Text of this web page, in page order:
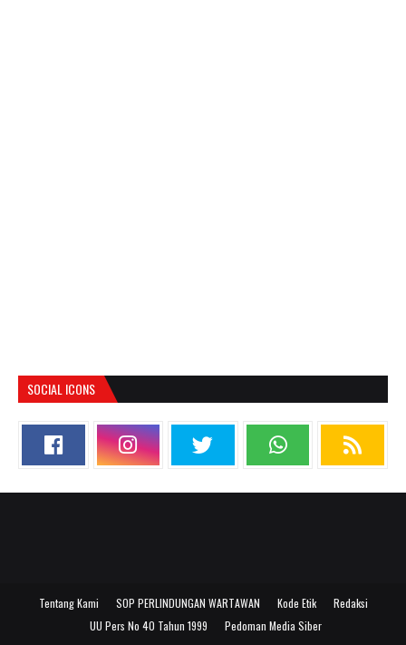
SOCIAL ICONS
Tentang Kami SOP PERLINDUNGAN WARTAWAN Kode Etik
Redaksi
UU Pers No 40 Tahun 1999
Pedoman Media Siber